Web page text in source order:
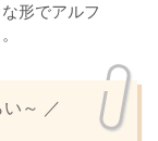
形でアルフ
い～ ／